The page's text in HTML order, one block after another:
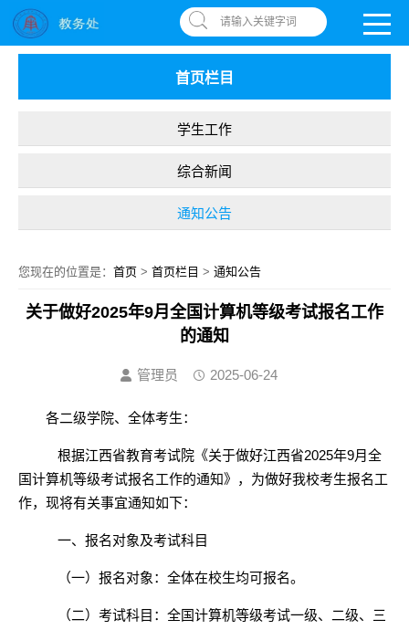
南昌应用技术师范学院，助你圆梦! OA系统| 书记信箱 违反师德举报信箱
请输入关键字词
首页栏目
学生工作
综合新闻
通知公告
您现在的位置是： 首页 > 首页栏目 > 通知公告
关于做好2025年9月全国计算机等级考试报名工作
的通知
管理员 2025-06-24
各二级学院、全体考生：
根据江西省教育考试院《关于做好江西省2025年9月全
国计算机等级考试报名工作的通知》 ，为做好我校考生报名工
作，现将有关事宜通知如下：
一、报名对象及考试科目
（一）报名对象：全体在校生均可报名。
（二）考试科目：全国计算机等级考试一级、二级、三